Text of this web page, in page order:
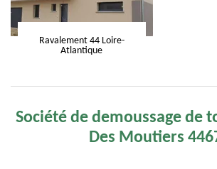
Ravalement 44 Loire-
Atlantique
Société de demoussage de
Des Moutiers